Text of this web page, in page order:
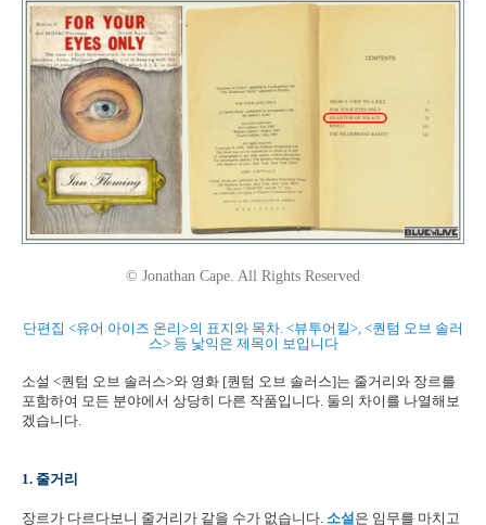
© Jonathan Cape. All Rights Reserved
단편집 <유어 아이즈 온리>의 표지와 목차. <뷰투어킬>, <퀀텀 오브 솔러
스> 등 낯익은 제목이 보입니다
소설 <퀀텀 오브 솔러스>와 영화 [퀀텀 오브 솔러스]는 줄거리와 장르를
포함하여 모든 분야에서 상당히 다른 작품입니다. 둘의 차이를 나열해보
겠습니다.
1. 줄거리
장르가 다르다보니 줄거리가 같을 수가 없습니다. 소설은 임무를 마치고